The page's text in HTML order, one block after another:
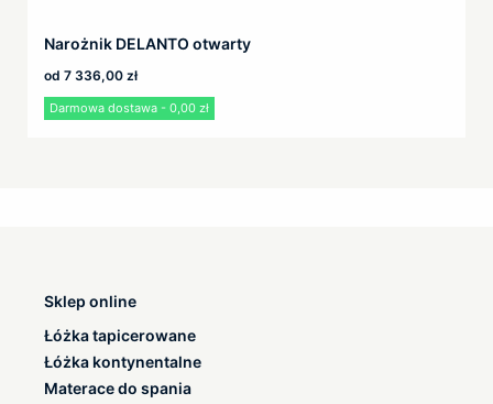
Narożnik DELANTO otwarty
od 7 336,00 zł
Darmowa dostawa - 0,00 zł
Sklep online
Łóżka tapicerowane
Łóżka kontynentalne
Materace do spania